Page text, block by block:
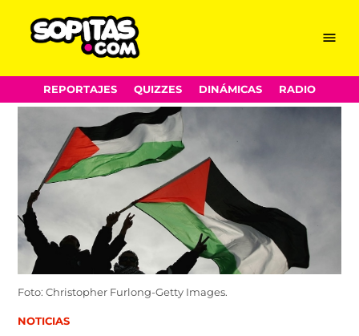
Skip
to
Menu
REPORTAJES QUIZZES DINÁMICAS RADIO
Foto: Christopher Furlong-Getty Images.
POSTED
NOTICIAS